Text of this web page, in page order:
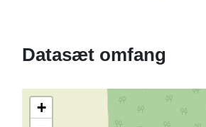
Datasæt omfang
+